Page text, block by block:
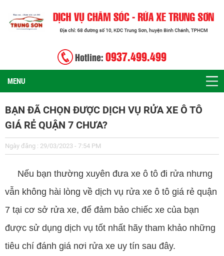
Hotline: 0937.499.499
MENU
BẠN ĐÃ CHỌN ĐƯỢC DỊCH VỤ RỬA XE Ô TÔ
GIÁ RẺ QUẬN 7 CHƯA?
Ngày đăng : 29/03/2023 - 7:54 PM
Nếu bạn thường xuyên đưa xe ô tô đi rửa nhưng
vẫn không hài lòng về dịch vụ rửa xe ô tô giá rẻ quận
7 tại cơ sở rửa xe, để đảm bảo chiếc xe của bạn
được sử dụng dịch vụ tốt nhất hãy tham khảo những
tiêu chí đánh giá nơi rửa xe uy tín sau đây.